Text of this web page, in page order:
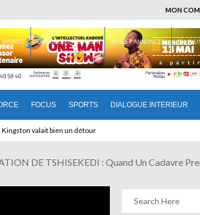
MON
FOCUS SPORTS DIALOGUE INTERIEUR
SPORTS DIALOGUE INTERIEUR AVIS ET ANNONCES EN
?
DE TSHISEKEDI : Quand Un Cadavre